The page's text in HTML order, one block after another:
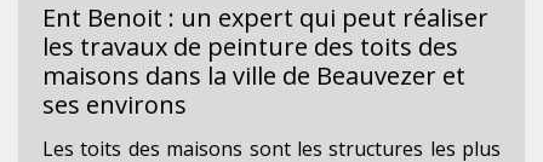
Ent Benoit : un expert qui peut réaliser
les travaux de peinture des toits des
maisons dans la ville de Beauvezer et
ses environs
Les toits des maisons sont les structures les plus